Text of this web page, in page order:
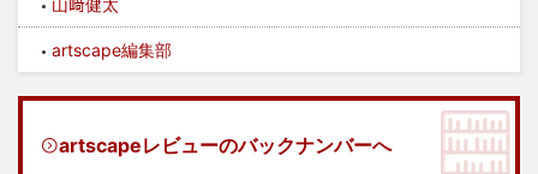
山﨑健太
artscape編集部
artscapeレビューのバックナンバーへ